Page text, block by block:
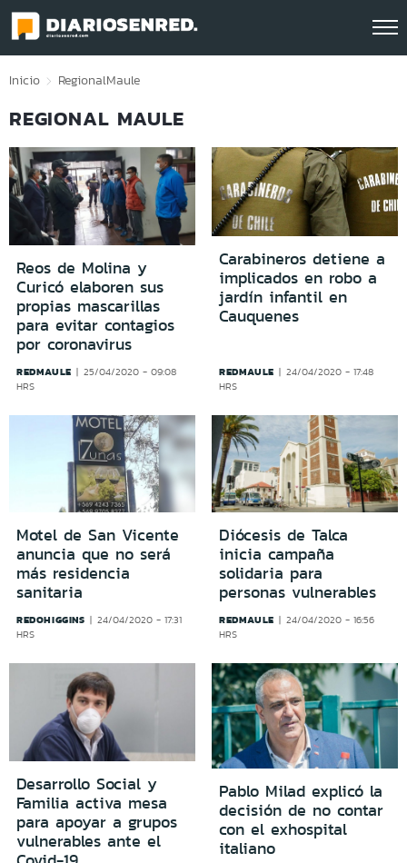
Click acá para ir directamente al contenido
Inicio RegionalMaule
REGIONAL MAULE
Reos de Molina y
Curicó elaboren sus
propias mascarillas
para evitar contagios
por coronavirus
REDMAULE
25/04/2020 - 09:08
HRS
Carabineros detiene a
implicados en robo a
jardín infantil en
Cauquenes
REDMAULE
24/04/2020 - 17:48
HRS
Motel de San Vicente
anuncia que no será
más residencia
sanitaria
REDOHIGGINS
24/04/2020 - 17:31
HRS
Diócesis de Talca
inicia campaña
solidaria para
personas vulnerables
REDMAULE
24/04/2020 - 16:56
HRS
Desarrollo Social y
Familia activa mesa
para apoyar a grupos
vulnerables ante el
Pablo Milad explicó la
decisión de no contar
con el exhospital
italiano